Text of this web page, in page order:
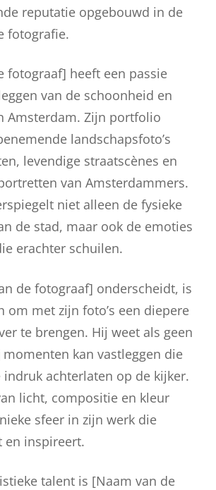
reputatie opgebouwd in de
fotografie.
fotograaf] heeft een passie
van de schoonheid en
Amsterdam. Zijn portfolio
landschapsfoto’s
levendige straatscènes en
van Amsterdammers.
niet alleen de fysieke
de stad, maar ook de emoties
erachter schuilen.
de fotograaf] onderscheidt, is
om met zijn foto’s een diepere
te brengen. Hij weet als geen
kan vastleggen die
indruk achterlaten op de kijker.
licht, compositie en kleur
sfeer in zijn werk die
en inspireert.
talent is [Naam van de